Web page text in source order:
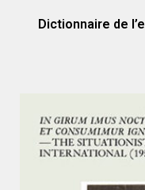
Dictionnaire de